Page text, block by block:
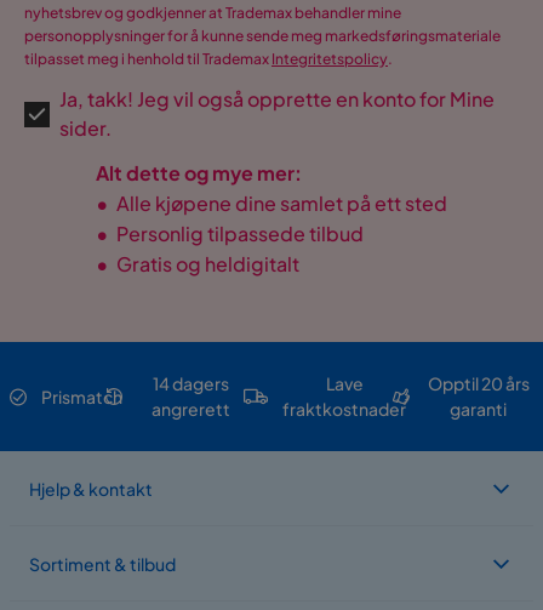
nyhetsbrev og godkjenner at Trademax behandler mine
personopplysninger for å kunne sende meg markedsføringsmateriale
tilpasset meg i henhold til Trademax Integritetspolicy.
Ja, takk! Jeg vil også opprette en konto for Mine
sider.
Alt dette og mye mer:
• Alle kjøpene dine samlet på ett sted
• Personlig tilpassede tilbud
• Gratis og heldigitalt
Prismatch
14 dagers
angrerett
Lave
fraktkostnader
Opptil 20 års
garanti
Hjelp & kontakt
Sortiment & tilbud